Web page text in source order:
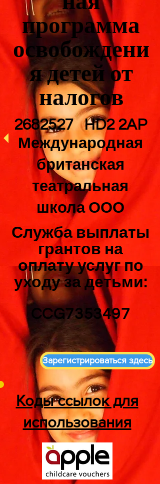
программа
освобождени
я детей от
налогов
2682527 HD2 2AP
Международная
британская
театральная
школа ООО
Служба выплаты
грантов на
оплату услуг по
уходу за детьми:
CCG7353497
Зарегистрироваться здесь
Коды ссылок для
использования